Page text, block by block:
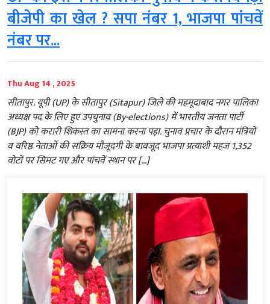
बीजेपी का खेल ? सपा नंबर 1, भाजपा पांचवें
नंबर पर...
Thu Aug 14 , 2025
सीतापुर. यूपी (UP) के सीतापुर (Sitapur) जिले की महमूदाबाद नगर पालिका
अध्यक्ष पद के लिए हुए उपचुनाव (By-elections) में भारतीय जनता पार्टी
(BJP) को करारी शिकस्त का सामना करना पड़ा. चुनाव प्रचार के दौरान मंत्रियों
व वरिष्ठ नेताओं की सक्रिय मौजूदगी के बावजूद भाजपा प्रत्याशी महज 1,352
वोटों पर सिमट गए और पांचवें स्थान पर […]